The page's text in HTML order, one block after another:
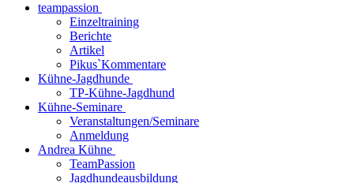
teampassion
Einzeltraining
Berichte
Artikel
Pikus`Kommentare
Kühne-Jagdhunde
TP-Kühne-Jagdhund
Kühne-Seminare
Veranstaltungen/Seminare
Anmeldung
Andrea Kühne
TeamPassion
Jagdhundeausbildung